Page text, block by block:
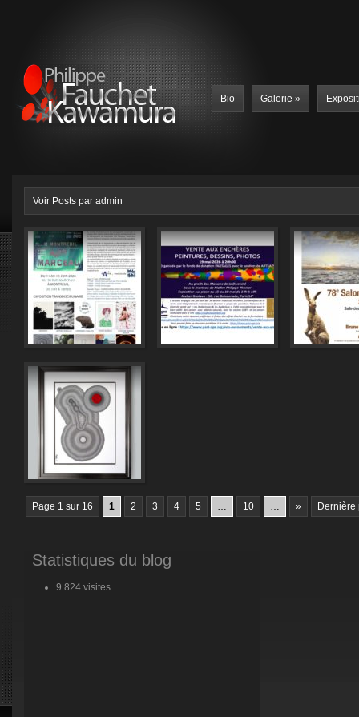
Bio Galerie »
Voir Posts par admin
Page 1 sur 16 1 2 3 4 5 … 10 … » Dernière
Statistiques du blog
9 824 visites